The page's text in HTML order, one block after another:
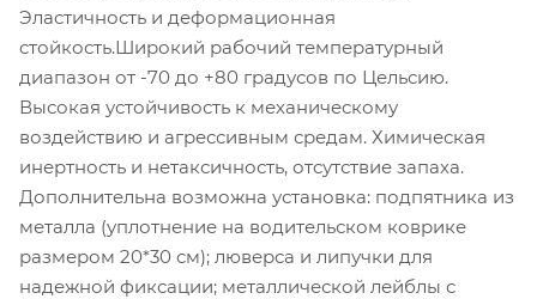
Эластичность и деформационная
стойкость.Широкий рабочий температурный
диапазон от -70 до +80 градусов по Цельсию.
Высокая устойчивость к механическому
воздействию и агрессивным средам. Химическая
инертность и нетаксичность, отсутствие запаха.
Дополнительна возможна установка: подпятника из
металла (уплотнение на водительском коврике
размером 20*30 см); люверса и липучки для
надежной фиксации; металлической лейблы с